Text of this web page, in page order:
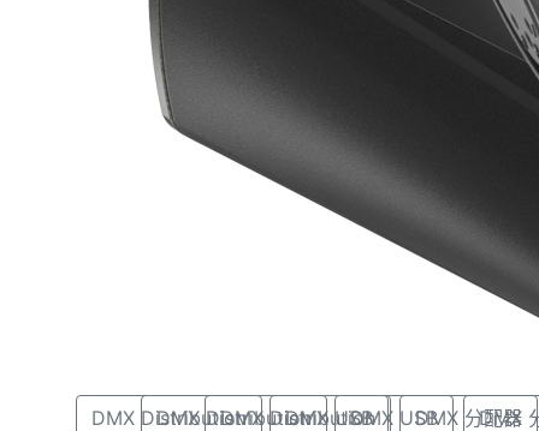
DMX Distribution
DMX Distribution
DMX Distribution
DMX USBDMX USBDMX 分配器
DMX